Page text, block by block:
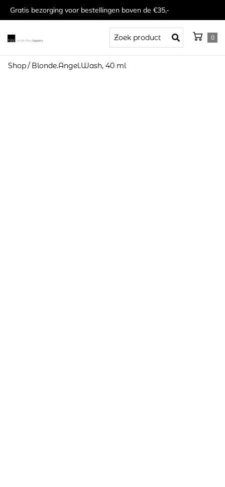
Gratis bezorging voor bestellingen boven de €35,-
0
Shop/ Blonde.Angel.Wash, 40 ml